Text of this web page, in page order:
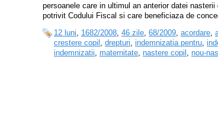
persoanele care in ultimul an anterior datei
potrivit Codului Fiscal si care beneficiaza de
12 luni, 1682/2008, 46 zile, 68/2009, acordare,
crestere copil , drepturi, indemnizatia pentru,
indemnizatii, maternitate, nastere copil , nou-